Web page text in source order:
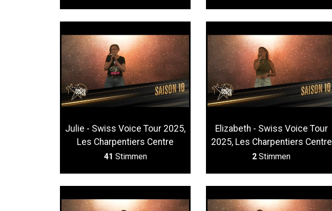
Julie - Swiss Voice Tour 2025,
Les Charpentiers Centre
41 Stimmen
Elizabeth - Swiss Voice Tour
2025, Les Charpentiers Centre
2 Stimmen